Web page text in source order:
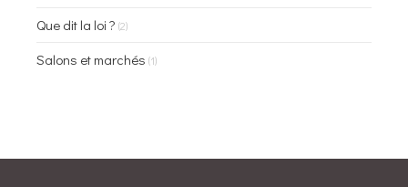
Que dit la loi ? (2)
Salons et marchés (1)